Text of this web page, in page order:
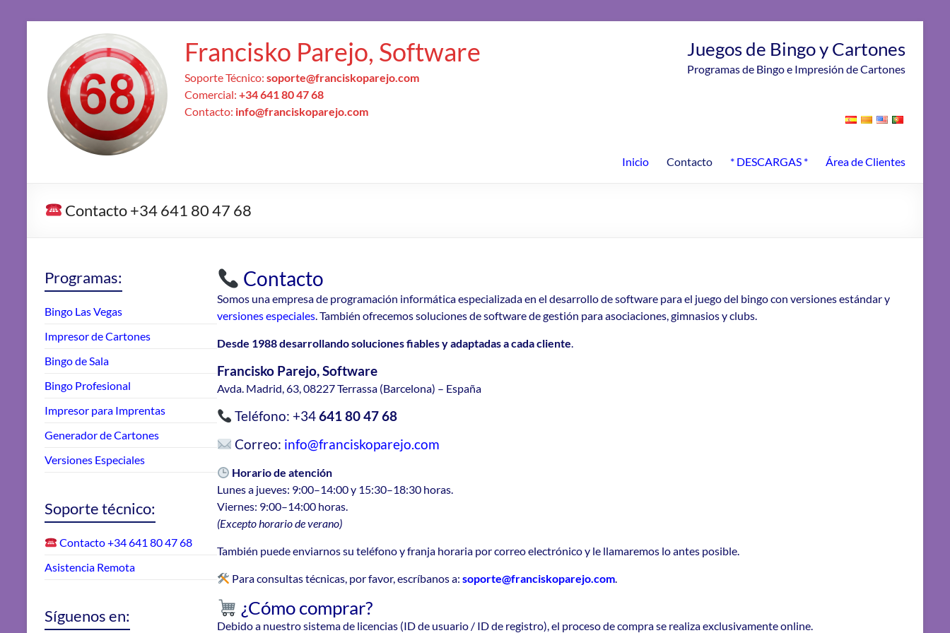
Francisko Parejo, Software
Soporte Técnico: soporte@franciskoparejo.com
Comercial: +34 641 80 47 68
Contacto: info@franciskoparejo.com
Juegos de Bingo y Cartones
Programas de Bingo e Impresión de Cartones
Inicio Contacto * DESCARGAS * Área de Clientes
Contacto +34 641 80 47 68
Contacto
Somos una empresa de programación informática especializada en el desarrollo de software para el juego del bingo con versiones estándar y
versiones especiales.También ofrecemos soluciones de software de gestión para asociaciones, gimnasios y clubs.
Desde 1988 desarrollando soluciones fiables y adaptadas a cada cliente.
Francisko Parejo, Software
Avda. Madrid, 63, 08227 Terrassa (Barcelona) – España
Teléfono: +34641 80 47 68
Correo: info@franciskoparejo.com
Horario de atención
Lunes a jueves: 9:00–14:00 y 15:30–18:30 horas.
Viernes: 9:00–14:00 horas.
(Excepto horario de verano)
También puede enviarnos su teléfono y franja horaria por correo electrónico y le llamaremos lo antes posible.
Para consultas técnicas, por favor, escríbanos a: soporte@franciskoparejo.com.
¿Cómo comprar?
Debido a nuestro sistema de licencias (ID de usuario / ID de registro), el proceso de compra se realiza exclusivamente online.
Programas:
Bingo Las Vegas
Impresor de Cartones
Bingo de Sala
Bingo Profesional
Impresor para Imprentas
Generador de Cartones
Versiones Especiales
Soporte técnico:
Contacto +34 641 80 47 68
Asistencia Remota
Síguenos en: